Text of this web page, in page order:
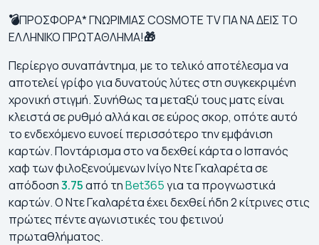
💣ΠΡΟΣΦΟΡΑ* ΓΝΩΡΙΜΙΑΣ COSMOTE TV ΓΙΑ ΝΑ ΔΕΙΣ ΤΟ
ΕΛΛΗΝΙΚΟ ΠΡΩΤΑΘΛΗΜΑ!🎁
Περίεργο συναπάντημα, με το τελικό αποτέλεσμα να
αποτελεί γρίφο για δυνατούς λύτες στη συγκεκριμένη
χρονική στιγμή. Συνήθως τα μεταξύ τους ματς είναι
κλειστά σε ρυθμό αλλά και σε εύρος σκορ, οπότε αυτό
το ενδεχόμενο ευνοεί περισσότερο την εμφάνιση
καρτών. Ποντάρισμα στο να δεχθεί κάρτα ο Ισπανός
χαφ των φιλοξενούμενων Ινίγο Ντε Γκαλαρέτα σε
απόδοση3.75από τηBet365για τα προγνωστικά
καρτών. Ο Ντε Γκαλαρέτα έχει δεχθεί ήδη 2 κίτρινες στις
πρώτες πέντε αγωνιστικές του φετινού
πρωταθλήματος.